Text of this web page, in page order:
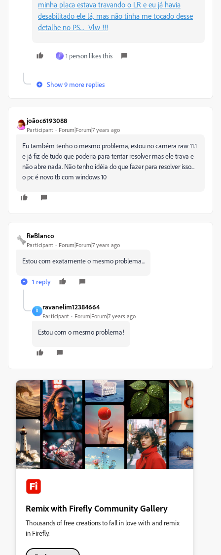
minha placa estava travando o LR e eu já havia
desabilitado ele lá, mas não tinha me tocado desse
detalhe no PS... Vlw !!!
I 1 person likes this
Show 9 more replies
joãoc6193088
Participant Forum|Forum|7 years ago
Eu também tenho o mesmo problema, estou no camera raw 11.1
e já fiz de tudo que poderia para tentar resolver mas ele trava e
não abre nada. Não tenho idéia do que fazer para resolver isso...
o pc é novo tb com windows 10
ReBlanco
Participant Forum|Forum|7 years ago
Estou com exatamente o mesmo problema...
1 reply
R
ravanelim12384664
Participant Forum|Forum|7 years ago
Estou com o mesmo problema!
Remix with Firefly Community Gallery
Thousands of free creations to fall in love with and remix
in Firefly.